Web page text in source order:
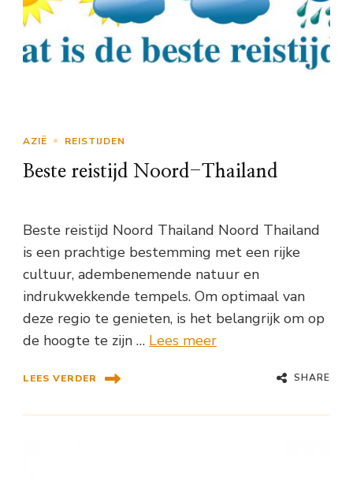
AZIË REISTIJDEN
Beste reistijd Noord-Thailand
Beste reistijd Noord Thailand Noord Thailand
is een prachtige bestemming met een rijke
cultuur, adembenemende natuur en
indrukwekkende tempels. Om optimaal van
deze regio te genieten, is het belangrijk om op
de hoogte te zijn … Lees meer
LEES VERDER SHARE